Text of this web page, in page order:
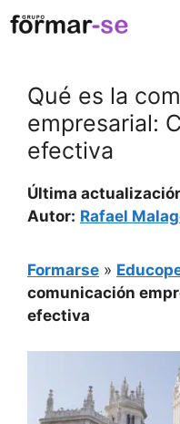
Saltar
al
Qué es la
empresarial:
efectiva
Última
Autor: Rafael
Formarse »
comunicación
efectiva